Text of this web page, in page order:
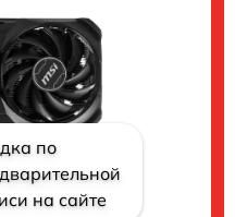
по
на сайте